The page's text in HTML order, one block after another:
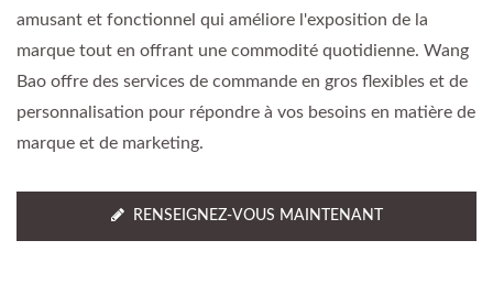
amusant et fonctionnel qui améliore l'exposition de la
marque tout en offrant une commodité quotidienne. Wang
Bao offre des services de commande en gros flexibles et de
personnalisation pour répondre à vos besoins en matière de
marque et de marketing.
RENSEIGNEZ-VOUS MAINTENANT